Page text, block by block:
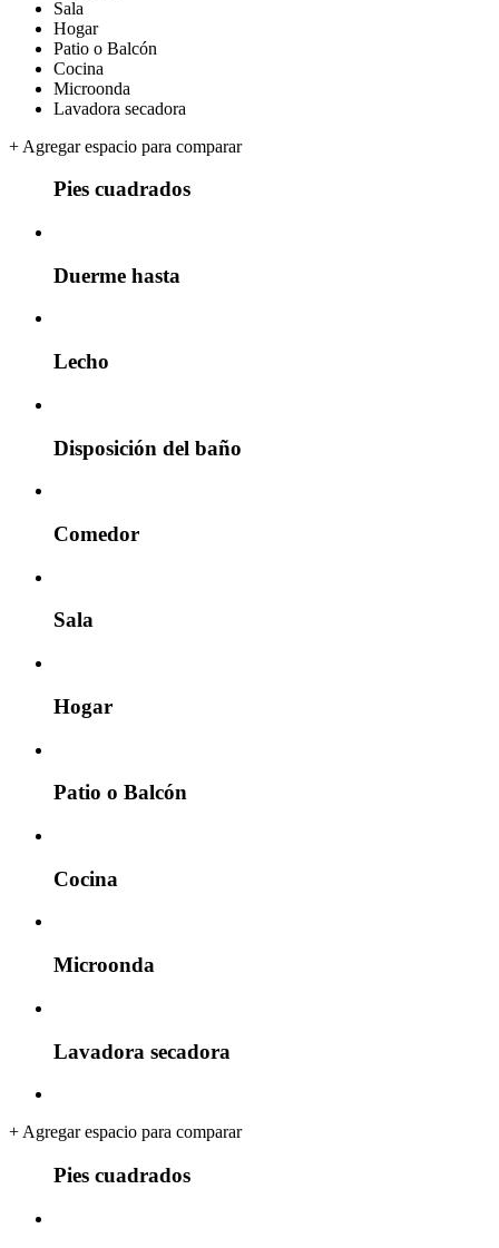
Sala
Hogar
Patio o Balcón
Cocina
Microonda
Lavadora secadora
+ Agregar espacio para comparar
Pies cuadrados
Duerme hasta
Lecho
Disposición del baño
Comedor
Sala
Hogar
Patio o Balcón
Cocina
Microonda
Lavadora secadora
+ Agregar espacio para comparar
Pies cuadrados